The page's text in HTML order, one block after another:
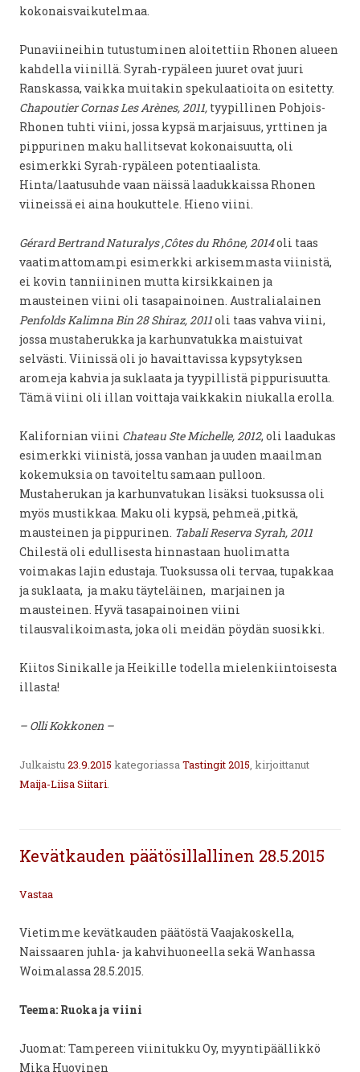
kokonaisvaikutelmaa.
Punaviineihin tutustuminen aloitettiin Rhonen alueen
kahdella viinillä. Syrah-rypäleen juuret ovat juuri
Ranskassa, vaikka muitakin spekulaatioita on esitetty.
Chapoutier Cornas Les Arènes, 2011, tyypillinen Pohjois-
Rhonen tuhti viini, jossa kypsä marjaisuus, yrttinen ja
pippurinen maku hallitsevat kokonaisuutta, oli
esimerkki Syrah-rypäleen potentiaalista.
Hinta/laatusuhde vaan näissä laadukkaissa Rhonen
viineissä ei aina houkuttele. Hieno viini.
Gérard Bertrand Naturalys ,Côtes du Rhône, 2014oli taas
vaatimattomampi esimerkki arkisemmasta viinistä,
ei kovin tanniininen mutta kirsikkainen ja
mausteinen viini oli tasapainoinen. Australialainen
Penfolds Kalimna Bin 28 Shiraz, 2011oli taas vahva viini,
jossa mustaherukka ja karhunvatukka maistuivat
selvästi. Viinissä oli jo havaittavissa kypsytyksen
aromeja kahvia ja suklaata ja tyypillistä pippurisuutta.
Tämä viini oli illan voittaja vaikkakin niukalla erolla.
Kalifornian viini Chateau Ste Michelle, 2012, oli laadukas
esimerkki viinistä, jossa vanhan ja uuden maailman
kokemuksia on tavoiteltu samaan pulloon.
Mustaherukan ja karhunvatukan lisäksi tuoksussa oli
myös mustikkaa. Maku oli kypsä, pehmeä ,pitkä,
mausteinen ja pippurinen. Tabali Reserva Syrah, 2011
Chilestä oli edullisesta hinnastaan huolimatta
voimakas lajin edustaja. Tuoksussa oli tervaa, tupakkaa
ja suklaata, ja maku täyteläinen, marjainen ja
mausteinen. Hyvä tasapainoinen viini
tilausvalikoimasta, joka oli meidän pöydän suosikki.
Kiitos Sinikalle ja Heikille todella mielenkiintoisesta
illasta!
– Olli Kokkonen –
Julkaistu23.9.2015 kategoriassaTastingit 2015, kirjoittanut
Maija-Liisa Siitari.
Kevätkauden päätösillallinen 28.5.2015
Vastaa
Vietimme kevätkauden päätöstä Vaajakoskella,
Naissaaren juhla- ja kahvihuoneella sekä Wanhassa
Woimalassa 28.5.2015.
Teema: Ruoka ja viini
Juomat: Tampereen viinitukku Oy, myyntipäällikkö
Mika Huovinen